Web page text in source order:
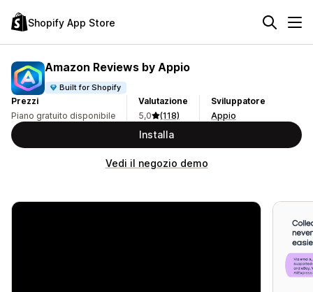
Shopify App Store
Amazon Reviews by Appio
Built for Shopify
Prezzi
Piano gratuito disponibile
Valutazione
5,0
(118)
Sviluppatore
Appio
Installa
Vedi il negozio demo